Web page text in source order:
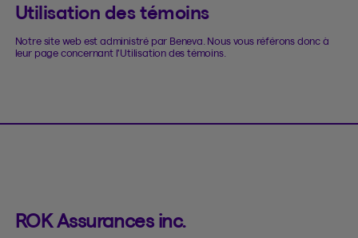
Utilisation des témoins
Notre site web est administré par Beneva. Nous vous référons donc à
leur page concernant l’Utilisation des témoins.
ROK Assurances inc.